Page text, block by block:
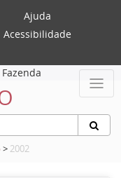
Ajuda
Acessibilidade
> 2002